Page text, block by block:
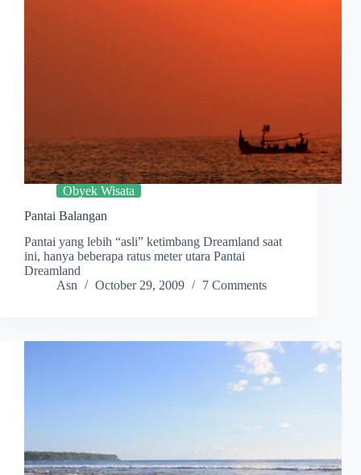
Obyek Wisata
Pantai Balangan
Pantai yang lebih “asli” ketimbang Dreamland saat
ini, hanya beberapa ratus meter utara Pantai
Dreamland
Asn
October 29, 2009 7 Comments